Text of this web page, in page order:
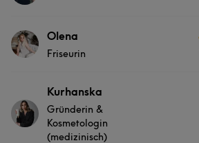
Services
Portfolio
Olena
Friseurin
20 Jahren Erfahrung – eine wahre
Sie kombiniert Professionalität,
Kurhanska
Gründerin &
Kosmetologin
(medizinisch)